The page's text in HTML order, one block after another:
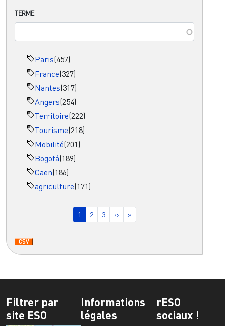
TERME
Paris(457)
France(327)
Nantes(317)
Angers(254)
Territoire(222)
Tourisme(218)
Mobilité(201)
Bogotá(189)
Caen(186)
agriculture(171)
Page courante
1 Page
2 Page
3 Page suivante
›› Dernière page
»
Filtrer par
site ESO
Informations
légales
rESO
sociaux !